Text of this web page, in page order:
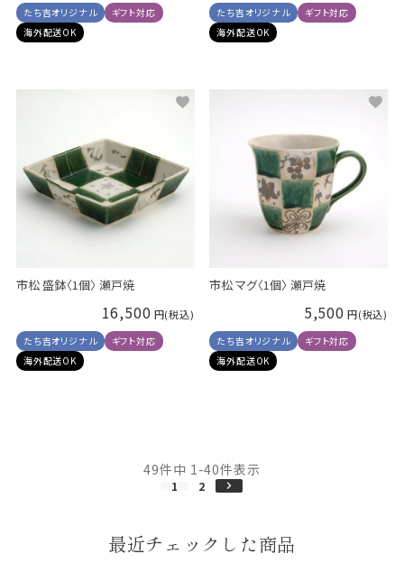
たち吉オリジナル
ギフト対応
海外配送OK
たち吉オリジナル
ギフト対応
海外配送OK
市松 盛鉢〈1個〉 瀬戸焼
16,500
たち吉オリジナル
ギフト対応
海外配送OK
市松 マグ〈1個〉 瀬戸焼
5,500
たち吉オリジナル
ギフト対応
海外配送OK
49件中 1 -40件表示
1 2
最近チェックした商品